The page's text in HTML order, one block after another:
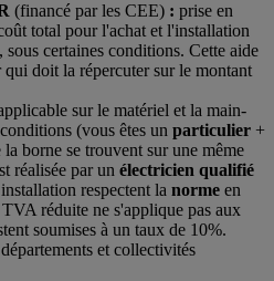
(financé par les CEE) : prise en
total pour l'achat et l'installation
sous certaines conditions. Cette aide
qui doit la répercuter sur le montant
sur le matériel et la main-
(vous êtes un particulier +
borne se trouvent sur une même
réalisée par un électricien qualifié
respectent la norme en
réduite ne s'applique pas aux
soumises à un taux de 10%.
et collectivités